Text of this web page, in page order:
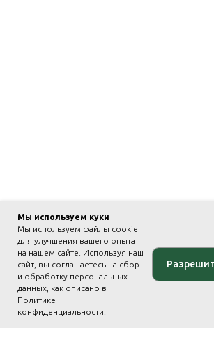
Мы используем куки
Мы используем файлы cookie
для улучшения вашего опыта
на нашем сайте. Используя наш
сайт, вы соглашаетесь на сбор
и обработку персональных
данных, как описано в
Политике
конфиденциальности.